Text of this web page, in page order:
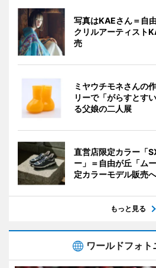
写真はKAEさん＝自
クリルアーティスト
売
ミヤウチモネさんの
リーで「がらすとす
る父娘の二人展
直営店限定カラー「
ー」＝自由が丘「ム
定カラーモデル販売へ
もっと見る
ワールドフォト